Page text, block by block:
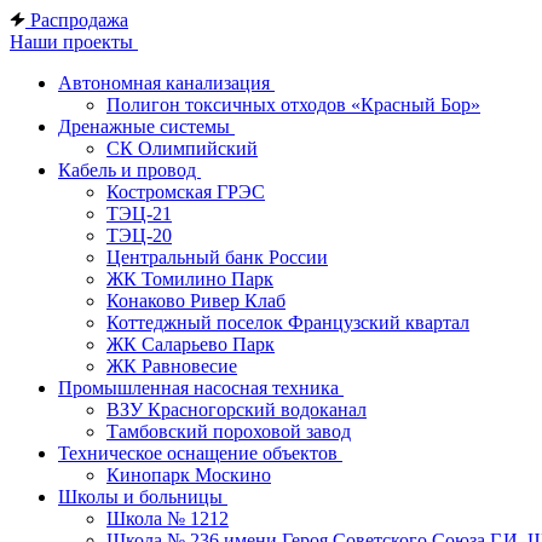
Распродажа
Наши проекты
Автономная канализация
Полигон токсичных отходов «Красный Бор»
Дренажные системы
СК Олимпийский
Кабель и провод
Костромская ГРЭС
ТЭЦ-21
ТЭЦ-20
Центральный банк России
ЖК Томилино Парк
Конаково Ривер Клаб
Коттеджный поселок Французский квартал
ЖК Саларьево Парк
ЖК Равновесие
Промышленная насосная техника
ВЗУ Красногорский водоканал
Тамбовский пороховой завод
Техническое оснащение объектов
Кинопарк Москино
Школы и больницы
Школа № 1212